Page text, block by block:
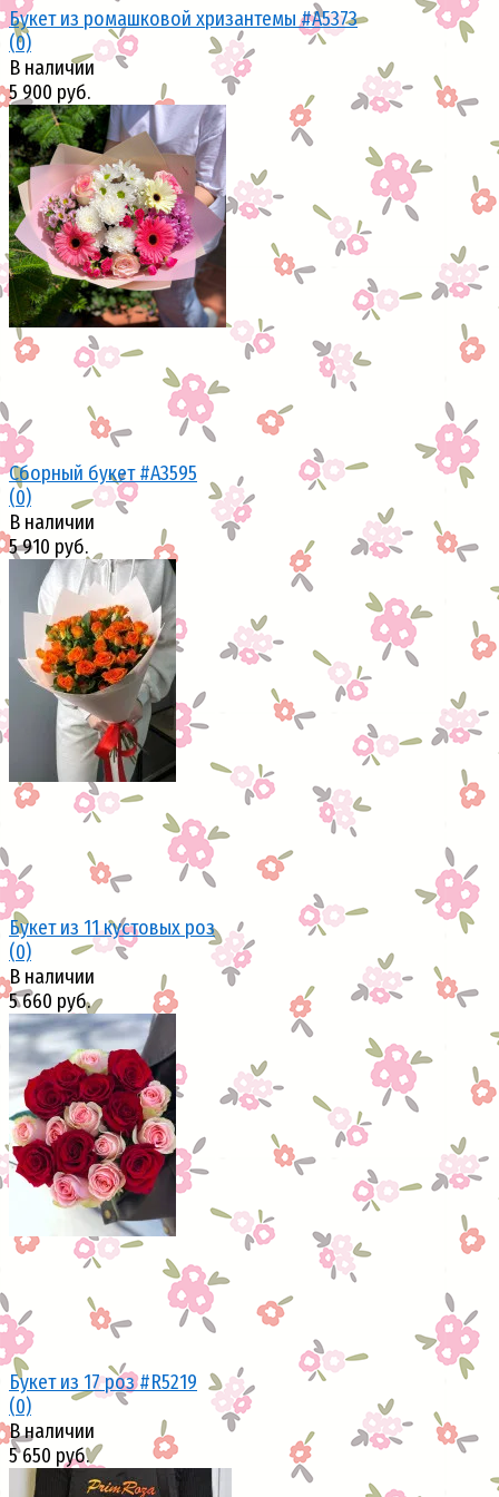
избранное сравнить
Букет из ромашковой хризантемы #A5373
(0)
В наличии
5 900 руб.
избранное сравнить
Сборный букет #A3595
(0)
В наличии
5 910 руб.
избранное сравнить
Букет из 11 кустовых роз
(0)
В наличии
5 660 руб.
Букет из 17 роз #R5219
(0)
В наличии
5 650 руб.